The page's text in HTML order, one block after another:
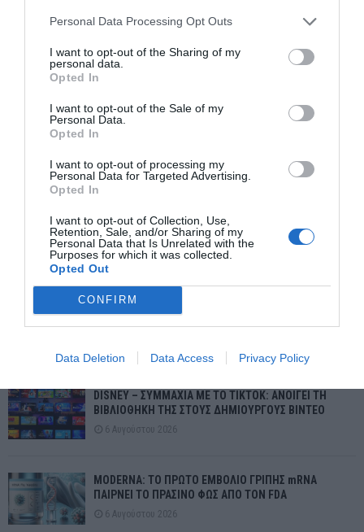
Personal Data Processing Opt Outs
I want to opt-out of the Sharing of my
personal data.
Opted In
I want to opt-out of the Sale of my
Personal Data.
Opted In
I want to opt-out of processing my
Personal Data for Targeted Advertising.
Opted In
I want to opt-out of Collection, Use,
Retention, Sale, and/or Sharing of my
Personal Data that Is Unrelated with the
Purposes for which it was collected.
Opted Out
CONFIRM
Data Deletion Data Access Privacy Policy
ΠΡΌΣΦΑΤΕΣ ΔΗΜΟΣΙΕΎΣΕΙΣ
ΧΙΡΟΣΙΜΑ: Η ΠΡΩΤΗ ΠΥΡΗΝΙΚΗ ΒΟΜΒΑ – Η ΜΕΡΑ ΠΟΥ
Ο ΑΝΘΡΩΠΟΣ ΑΠΕΚΤΗΣΕ ΤΗ ΔΥΝΑΜΗ ΝΑ ΑΦΑΝΙΣΕΙ
ΤΟΝ ΕΑΥΤΟ ΤΟΥ
DISNEY – ΣΥΜΜΑΧΙΑ ΜΕ ΤΟ TIKTOK: ΑΝΟΙΓΕΙ ΤΗ
ΒΙΒΛΙΟΘΗΚΗ ΤΗΣ ΣΤΟΥΣ ΔΗΜΙΟΥΡΓΟΥΣ ΒΙΝΤΕΟ
6 Αυγούστου 2026
MODERNA: ΤΟ ΠΡΩΤΟ ΕΜΒΟΛΙΟ ΓΡΙΠΗΣ mRNA
ΠΑΙΡΝΕΙ ΤΟ ΠΡΑΣΙΝΟ ΦΩΣ ΑΠΟ ΤΟΝ FDA
6 Αυγούστου 2026